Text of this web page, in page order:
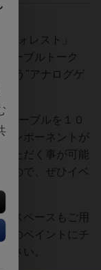
フォレスト」
ーブルトーク
扱う"アナログゲ
テーブルを１０
ンポーネントが
ただく事が可能
ので、ぜひイベ
スペースもご用
のペイントにチ
さい。